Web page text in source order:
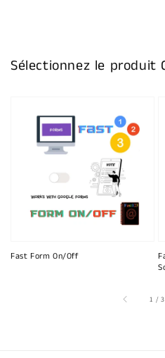
Sélectionnez le produit
Fast Form On/Off
1 /sur
3